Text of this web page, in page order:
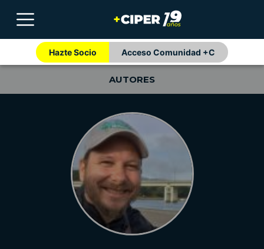
Hazte Socio Acceso Comunidad +C
AUTORES